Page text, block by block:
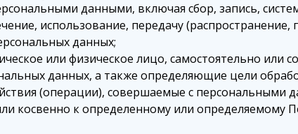
данными, включая сбор, запись,
использование, передачу (распространение,
данных;
или физическое лицо, самостоятельно или
данных, а также определяющие цели
(операции), совершаемые с персональными
косвенно к определенному или определяемому